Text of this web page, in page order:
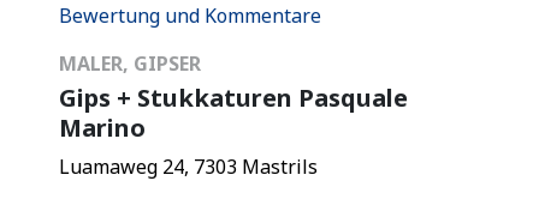
Bewertung und Kommentare
MALER, GIPSER
Gips + Stukkaturen Pasquale
Marino
Luamaweg 24, 7303 Mastrils